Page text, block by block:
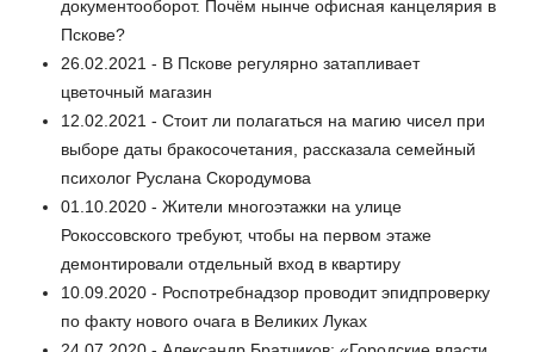
документооборот. Почём нынче офисная канцелярия в
Пскове?
26.02.2021 - В Пскове регулярно затапливает
цветочный магазин
12.02.2021 - Стоит ли полагаться на магию чисел при
выборе даты бракосочетания, рассказала семейный
психолог Руслана Скородумова
01.10.2020 - Жители многоэтажки на улице
Рокоссовского требуют, чтобы на первом этаже
демонтировали отдельный вход в квартиру
10.09.2020 - Роспотребнадзор проводит эпидпроверку
по факту нового очага в Великих Луках